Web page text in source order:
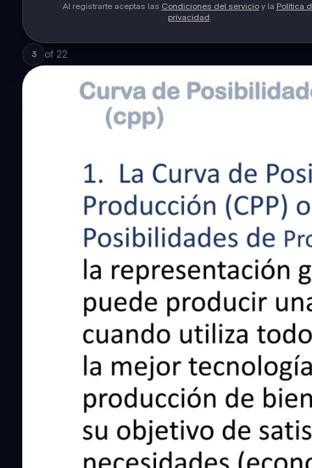
Al registrarte aceptas las Condiciones del servicioy la Política
privacidad.
3 of 22